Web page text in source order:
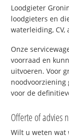
Loodgieter
loodgieters en
waterleiding, CV,
Onze
voorraad en
uitvoeren. Voor
voor de
Offerte of advies
Wilt u weten wat